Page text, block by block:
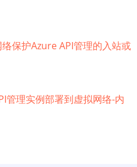
络保护Azure API管理的入站或
管理实例部署到虚拟网络-内